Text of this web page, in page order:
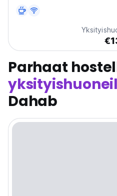
Dahab - great value,
opportunity to meet other
Parhaat
Dahab